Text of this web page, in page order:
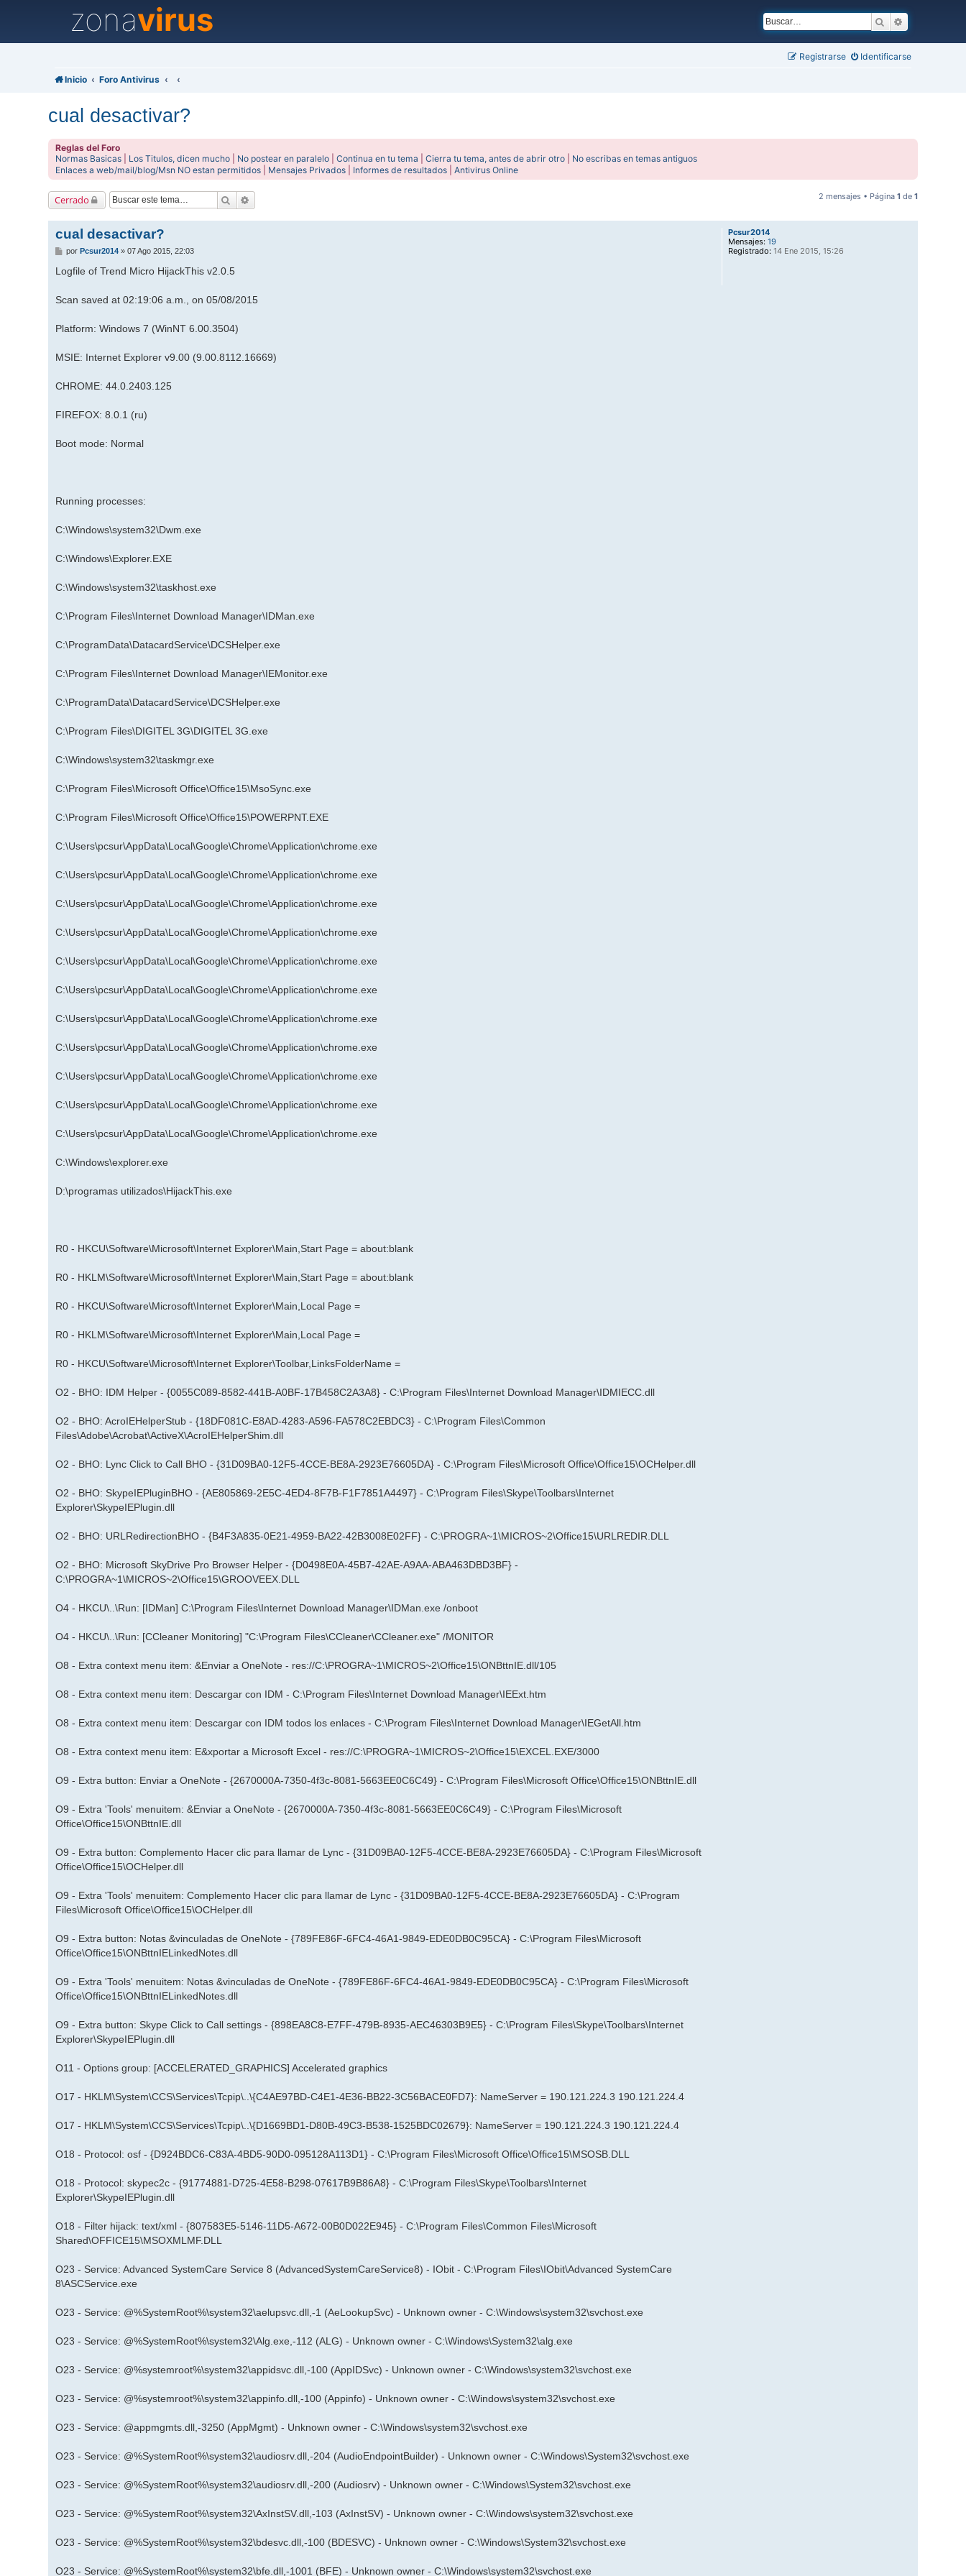
zonavirus Buscar
Identificarse
Registrarse
Inicio Foro Antivirus
cual desactivar?
Reglas del Foro
Normas Basicas
Los Titulos, dicen mucho No postear en paralelo |Continua en tu tema |Cierra tu tema, antes de abrir otro
No escribas en temas antiguos
Enlaces a web/mail/blog/Msn NO estan permitidos
Mensajes Privados Informes de resultados |Antivirus Online
Cerrado Buscar 2 mensajes • Página 1 de 1
Pcsur2014
Mensajes: 19
Registrado: 14 Ene 2015, 15:26
cual desactivar?
M
n
s
j
e
porPcsur2014 »07 Ago 2015, 22:03
Logfile of Trend Micro HijackThis v2.0.5
Scan saved at 02:19:06 a.m., on 05/08/2015
Platform: Windows 7 (WinNT 6.00.3504)
MSIE: Internet Explorer v9.00 (9.00.8112.16669)
CHROME: 44.0.2403.125
FIREFOX: 8.0.1 (ru)
Boot mode: Normal
Running processes:
C:\Windows\system32\Dwm.exe
C:\Windows\Explorer.EXE
C:\Windows\system32\taskhost.exe
C:\Program Files\Internet Download Manager\IDMan.exe
C:\ProgramData\DatacardService\DCSHelper.exe
C:\Program Files\Internet Download Manager\IEMonitor.exe
C:\ProgramData\DatacardService\DCSHelper.exe
C:\Program Files\DIGITEL 3G\DIGITEL 3G.exe
C:\Windows\system32\taskmgr.exe
C:\Program Files\Microsoft Office\Office15\MsoSync.exe
C:\Program Files\Microsoft Office\Office15\POWERPNT.EXE
C:\Users\pcsur\AppData\Local\Google\Chrome\Application\chrome.exe
C:\Users\pcsur\AppData\Local\Google\Chrome\Application\chrome.exe
C:\Users\pcsur\AppData\Local\Google\Chrome\Application\chrome.exe
C:\Users\pcsur\AppData\Local\Google\Chrome\Application\chrome.exe
C:\Users\pcsur\AppData\Local\Google\Chrome\Application\chrome.exe
C:\Users\pcsur\AppData\Local\Google\Chrome\Application\chrome.exe
C:\Users\pcsur\AppData\Local\Google\Chrome\Application\chrome.exe
C:\Users\pcsur\AppData\Local\Google\Chrome\Application\chrome.exe
C:\Users\pcsur\AppData\Local\Google\Chrome\Application\chrome.exe
C:\Users\pcsur\AppData\Local\Google\Chrome\Application\chrome.exe
C:\Users\pcsur\AppData\Local\Google\Chrome\Application\chrome.exe
C:\Windows\explorer.exe
D:\programas utilizados\HijackThis.exe
R0 - HKCU\Software\Microsoft\Internet Explorer\Main,Start Page = about:blank
R0 - HKLM\Software\Microsoft\Internet Explorer\Main,Start Page = about:blank
R0 - HKCU\Software\Microsoft\Internet Explorer\Main,Local Page =
R0 - HKLM\Software\Microsoft\Internet Explorer\Main,Local Page =
R0 - HKCU\Software\Microsoft\Internet Explorer\Toolbar,LinksFolderName =
O2 - BHO: IDM Helper - {0055C089-8582-441B-A0BF-17B458C2A3A8} - C:\Program Files\Internet Download Manager\IDMIECC.dll
O2 - BHO: AcroIEHelperStub - {18DF081C-E8AD-4283-A596-FA578C2EBDC3} - C:\Program Files\Common
Files\Adobe\Acrobat\ActiveX\AcroIEHelperShim.dll
O2 - BHO: Lync Click to Call BHO - {31D09BA0-12F5-4CCE-BE8A-2923E76605DA} - C:\Program Files\Microsoft Office\Office15\OCHelper.dll
O2 - BHO: SkypeIEPluginBHO - {AE805869-2E5C-4ED4-8F7B-F1F7851A4497} - C:\Program Files\Skype\Toolbars\Internet
Explorer\SkypeIEPlugin.dll
O2 - BHO: URLRedirectionBHO - {B4F3A835-0E21-4959-BA22-42B3008E02FF} - C:\PROGRA~1\MICROS~2\Office15\URLREDIR.DLL
O2 - BHO: Microsoft SkyDrive Pro Browser Helper - {D0498E0A-45B7-42AE-A9AA-ABA463DBD3BF} -
C:\PROGRA~1\MICROS~2\Office15\GROOVEEX.DLL
O4 - HKCU\..\Run: [IDMan] C:\Program Files\Internet Download Manager\IDMan.exe /onboot
O4 - HKCU\..\Run: [CCleaner Monitoring] "C:\Program Files\CCleaner\CCleaner.exe" /MONITOR
O8 - Extra context menu item: &Enviar a OneNote - res://C:\PROGRA~1\MICROS~2\Office15\ONBttnIE.dll/105
O8 - Extra context menu item: Descargar con IDM - C:\Program Files\Internet Download Manager\IEExt.htm
O8 - Extra context menu item: Descargar con IDM todos los enlaces - C:\Program Files\Internet Download Manager\IEGetAll.htm
O8 - Extra context menu item: E&xportar a Microsoft Excel - res://C:\PROGRA~1\MICROS~2\Office15\EXCEL.EXE/3000
O9 - Extra button: Enviar a OneNote - {2670000A-7350-4f3c-8081-5663EE0C6C49} - C:\Program Files\Microsoft Office\Office15\ONBttnIE.dll
O9 - Extra 'Tools' menuitem: &Enviar a OneNote - {2670000A-7350-4f3c-8081-5663EE0C6C49} - C:\Program Files\Microsoft
Office\Office15\ONBttnIE.dll
O9 - Extra button: Complemento Hacer clic para llamar de Lync - {31D09BA0-12F5-4CCE-BE8A-2923E76605DA} - C:\Program Files\Microsoft
Office\Office15\OCHelper.dll
O9 - Extra 'Tools' menuitem: Complemento Hacer clic para llamar de Lync - {31D09BA0-12F5-4CCE-BE8A-2923E76605DA} - C:\Program
Files\Microsoft Office\Office15\OCHelper.dll
O9 - Extra button: Notas &vinculadas de OneNote - {789FE86F-6FC4-46A1-9849-EDE0DB0C95CA} - C:\Program Files\Microsoft
Office\Office15\ONBttnIELinkedNotes.dll
O9 - Extra 'Tools' menuitem: Notas &vinculadas de OneNote - {789FE86F-6FC4-46A1-9849-EDE0DB0C95CA} - C:\Program Files\Microsoft
Office\Office15\ONBttnIELinkedNotes.dll
O9 - Extra button: Skype Click to Call settings - {898EA8C8-E7FF-479B-8935-AEC46303B9E5} - C:\Program Files\Skype\Toolbars\Internet
Explorer\SkypeIEPlugin.dll
O11 - Options group: [ACCELERATED_GRAPHICS] Accelerated graphics
O17 - HKLM\System\CCS\Services\Tcpip\..\{C4AE97BD-C4E1-4E36-BB22-3C56BACE0FD7}: NameServer = 190.121.224.3 190.121.224.4
O17 - HKLM\System\CCS\Services\Tcpip\..\{D1669BD1-D80B-49C3-B538-1525BDC02679}: NameServer = 190.121.224.3 190.121.224.4
O18 - Protocol: osf - {D924BDC6-C83A-4BD5-90D0-095128A113D1} - C:\Program Files\Microsoft Office\Office15\MSOSB.DLL
O18 - Protocol: skypec2c - {91774881-D725-4E58-B298-07617B9B86A8} - C:\Program Files\Skype\Toolbars\Internet
Explorer\SkypeIEPlugin.dll
O18 - Filter hijack: text/xml - {807583E5-5146-11D5-A672-00B0D022E945} - C:\Program Files\Common Files\Microsoft
Shared\OFFICE15\MSOXMLMF.DLL
O23 - Service: Advanced SystemCare Service 8 (AdvancedSystemCareService8) - IObit - C:\Program Files\IObit\Advanced SystemCare
8\ASCService.exe
O23 - Service: @%SystemRoot%\system32\aelupsvc.dll,-1 (AeLookupSvc) - Unknown owner - C:\Windows\system32\svchost.exe
O23 - Service: @%SystemRoot%\system32\Alg.exe,-112 (ALG) - Unknown owner - C:\Windows\System32\alg.exe
O23 - Service: @%systemroot%\system32\appidsvc.dll,-100 (AppIDSvc) - Unknown owner - C:\Windows\system32\svchost.exe
O23 - Service: @%systemroot%\system32\appinfo.dll,-100 (Appinfo) - Unknown owner - C:\Windows\system32\svchost.exe
O23 - Service: @appmgmts.dll,-3250 (AppMgmt) - Unknown owner - C:\Windows\system32\svchost.exe
O23 - Service: @%SystemRoot%\system32\audiosrv.dll,-204 (AudioEndpointBuilder) - Unknown owner - C:\Windows\System32\svchost.exe
O23 - Service: @%SystemRoot%\system32\audiosrv.dll,-200 (Audiosrv) - Unknown owner - C:\Windows\System32\svchost.exe
O23 - Service: @%SystemRoot%\system32\AxInstSV.dll,-103 (AxInstSV) - Unknown owner - C:\Windows\system32\svchost.exe
O23 - Service: @%SystemRoot%\system32\bdesvc.dll,-100 (BDESVC) - Unknown owner - C:\Windows\System32\svchost.exe
O23 - Service: @%SystemRoot%\system32\bfe.dll,-1001 (BFE) - Unknown owner - C:\Windows\system32\svchost.exe